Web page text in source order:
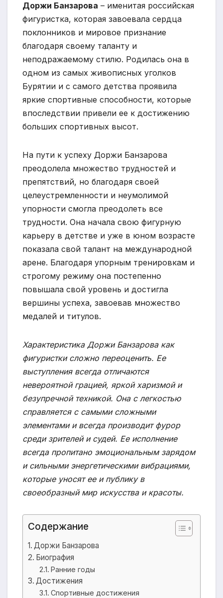
Доржи Банзарова – именитая российская
фигуристка, которая завоевала сердца
поклонников и мировое признание
благодаря своему таланту и
неподражаемому стилю. Родилась она в
одном из самых живописных уголков
Бурятии и с самого детства проявила
яркие спортивные способности, которые
впоследствии привели ее к достижению
больших спортивных высот.
На пути к успеху Доржи Банзарова
преодолела множество трудностей и
препятствий, но благодаря своей
целеустремленности и неумолимой
упорности смогла преодолеть все
трудности. Она начала свою фигурную
карьеру в детстве и уже в юном возрасте
показала свой талант на международной
арене. Благодаря упорным тренировкам и
строгому режиму она постепенно
повышала свой уровень и достигла
вершины успеха, завоевав множество
медалей и титулов.
Характеристика Доржи Банзарова как
фигуристки сложно переоценить. Ее
выступления всегда отличаются
невероятной грацией, яркой харизмой и
безупречной техникой. Она с легкостью
справляется с самыми сложными
элементами и всегда производит фурор
среди зрителей и судей. Ее исполнение
всегда пропитано эмоциональным зарядом
и сильными энергетическими вибрациями,
которые уносят ее и публику в
своеобразный мир искусства и красоты.
Содержание
Доржи Банзарова
Биография
Ранние годы
Достижения
Спортивные достижения